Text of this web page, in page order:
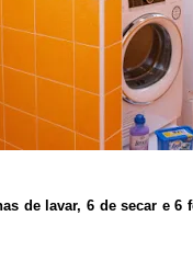
de lavar, 6 de secar e